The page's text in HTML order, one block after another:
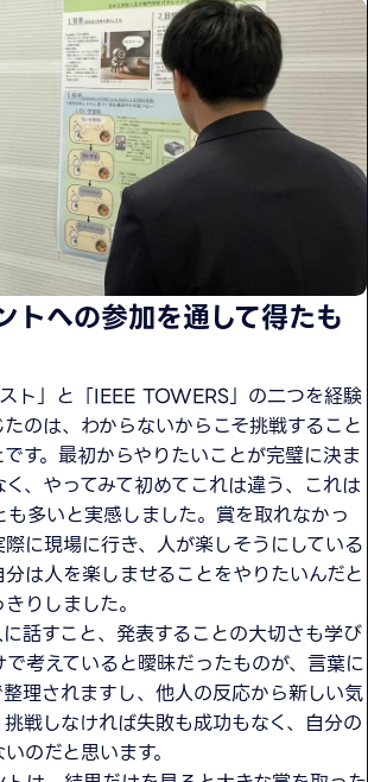
トへの参加を通して得たも
ト」と「IEEE TOWERS」の二つを経験
のは、わからないからこそ挑戦すること
す。最初からやりたいことが完璧に決ま
、やってみて初めてこれは違う、これは
多いと実感しました。賞を取れなかっ
に現場に行き、人が楽しそうにしている
は人を楽しませることをやりたいんだと
りしました。
話すこと、発表することの大切さも学び
考えていると曖昧だったものが、言葉に
理されますし、他人の反応から新しい気
戦しなければ失敗も成功もなく、自分の
のだと思います。